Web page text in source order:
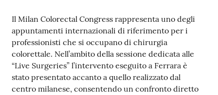
Fornitori
Seguici
su
Il Milan Colorectal Congress rappresenta uno degli
appuntamenti internazionali di riferimento per i
professionisti che si occupano di chirurgia
colorettale. Nell’ambito della sessione dedicata alle
“Live Surgeries” l’intervento eseguito a Ferrara è
stato presentato accanto a quello realizzato dal
centro milanese, consentendo un confronto diretto